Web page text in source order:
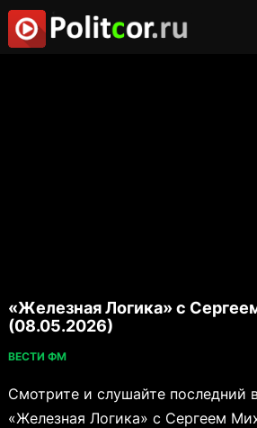
«Железная Логика» с
(08.05.2026)
ВЕСТИ ФМ
Смотрите и слушайте последний
«Железная Логика» с Сергеем